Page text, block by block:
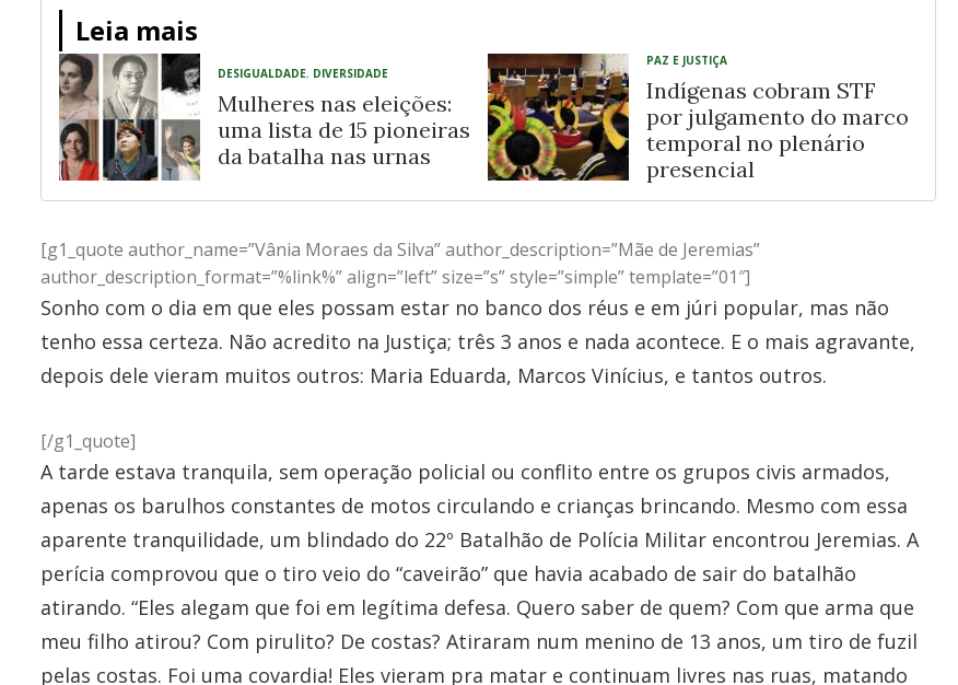
Leia mais
DESIGUALDADE, DIVERSIDADE
Mulheres nas eleições:
uma lista de 15 pioneiras
da batalha nas urnas
PAZ E JUSTIÇA
Indígenas cobram STF
por julgamento do marco
temporal no plenário
presencial
[g1_quote author_name=”Vânia Moraes da Silva” author_description=”Mãe de Jeremias”
author_description_format=”%link%” align=”left” size=”s” style=”simple” template=”01″]
Sonho com o dia em que eles possam estar no banco dos réus e em júri popular, mas não
tenho essa certeza. Não acredito na Justiça; três 3 anos e nada acontece. E o mais agravante,
depois dele vieram muitos outros: Maria Eduarda, Marcos Vinícius, e tantos outros.
[/g1_quote]
A tarde estava tranquila, sem operação policial ou conflito entre os grupos civis armados,
apenas os barulhos constantes de motos circulando e crianças brincando. Mesmo com essa
aparente tranquilidade, um blindado do 22º Batalhão de Polícia Militar encontrou Jeremias. A
perícia comprovou que o tiro veio do “caveirão” que havia acabado de sair do batalhão
atirando. “Eles alegam que foi em legítima defesa. Quero saber de quem? Com que arma que
meu filho atirou? Com pirulito? De costas? Atiraram num menino de 13 anos, um tiro de fuzil
pelas costas. Foi uma covardia! Eles vieram pra matar e continuam livres nas ruas, matando